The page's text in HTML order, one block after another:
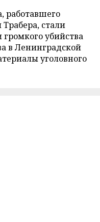
работавшего
стали
убийства
в Ленинградской
уголовного